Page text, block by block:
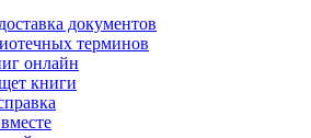
документов
терминов
онлайн
книги